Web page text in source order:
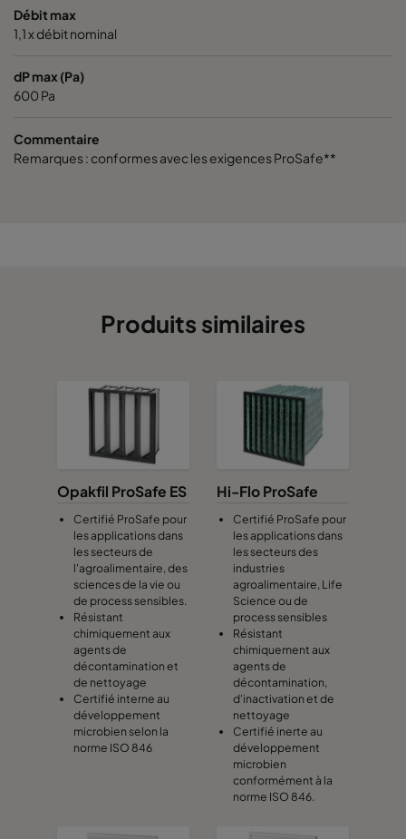
Débit max
1,1 x débit nominal
dP max (Pa)
600 Pa
Commentaire
Remarques : conformes avec les exigences ProSafe**
Produits similaires
Opakfil ProSafe ES
Certifié ProSafe pour
les applications dans
les secteurs de
l'agroalimentaire, des
sciences de la vie ou
de process sensibles.
Résistant
chimiquement aux
agents de
décontamination et
de nettoyage
Certifié interne au
développement
microbien selon la
norme ISO 846
Hi-Flo ProSafe
Certifié ProSafe pour
les applications dans
les secteurs des
industries
agroalimentaire, Life
Science ou de
process sensibles
Résistant
chimiquement aux
agents de
décontamination,
d'inactivation et de
nettoyage
Certifié inerte au
développement
microbien
conformément à la
norme ISO 846.